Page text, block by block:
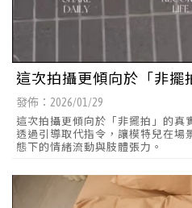
這次拍攝更傾向於「非擺
品攝影/北屯區食品拍攝
發佈：2026/01/29
這次拍攝更傾向於「非擺拍」的真
透過引導取代指令，讓模特兒在場
態下的情緒流動與肢體張力。